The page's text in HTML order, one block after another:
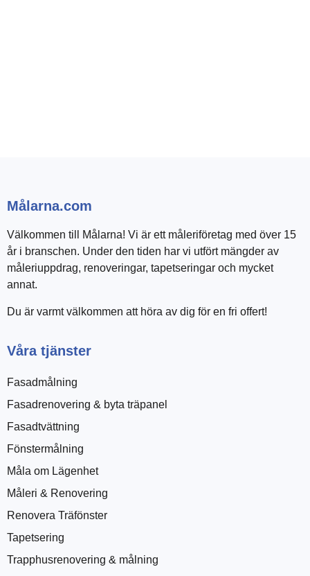
Målarna.com
Välkommen till Målarna! Vi är ett måleriföretag med över 15
år i branschen. Under den tiden har vi utfört mängder av
måleriuppdrag, renoveringar, tapetseringar och mycket
annat.
Du är varmt välkommen att höra av dig för en fri offert!
Våra tjänster
Fasadmålning
Fasadrenovering & byta träpanel
Fasadtvättning
Fönstermålning
Måla om Lägenhet
Måleri & Renovering
Renovera Träfönster
Tapetsering
Trapphusrenovering & målning